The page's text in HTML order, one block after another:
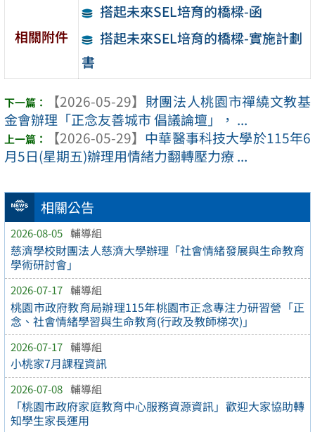
相關公告
2026-08-05 輔導組
慈濟學校財團法人慈濟大學辦理「社會情緒發展與生命教育
學術研討會」
2026-07-17 輔導組
桃園市政府教育局辦理115年桃園市正念專注力研習營「正
念、社會情緒學習與生命教育(行政及教師梯次)」
2026-07-17 輔導組
小桃家7月課程資訊
2026-07-08 輔導組
「桃園市政府家庭教育中心服務資源資訊」歡迎大家協助轉
知學生家長運用
相關附件
搭起未來SEL培育的橋樑-函
搭起未來SEL培育的橋樑-實施計劃
書
【2026-05-29】 財團法人桃園市禪繞文教基
金會辦理「正念友善城市 倡議論壇」， ...
【2026-05-29】 中華醫事科技大學於115年6
月5日(星期五)辦理用情緒力翻轉壓力療 ...